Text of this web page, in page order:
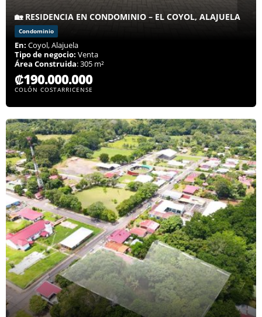
🏡 RESIDENCIA EN CONDOMINIO – EL COYOL, ALAJUELA
Condominio
En: Coyol, Alajuela
Tipo de negocio: Venta
Área Construida: 305 m²
₡190.000.000
COLÓN COSTARRICENSE